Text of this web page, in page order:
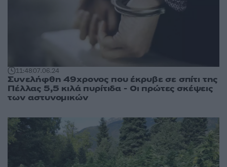
11:4807.06.24
Συνελήφθη 49χρονος που έκρυβε σε σπίτι της
Πέλλας 5,5 κιλά πυρίτιδα - Οι πρώτες σκέψεις
των αστυνομικών